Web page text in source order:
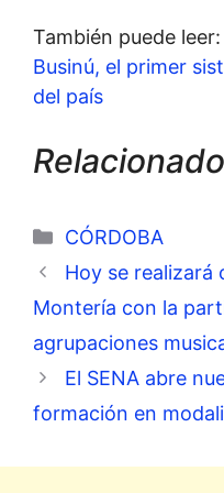
También puede leer:
Businú, el primer
del país
Relacionado
Categorías
CÓRDOBA
Hoy se
Montería con la
agrupaciones
El SENA abre
formación en